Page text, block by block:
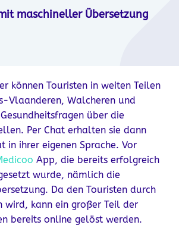
maschineller Übersetzung
können Touristen in weiten Teilen
Vlaanderen, Walcheren und
über die
Per Chat erhalten sie dann
in ihrer eigenen Sprache. Vor
App, die bereits erfolgreich
wurde, nämlich die
Da den Touristen durch
wird, kann ein großer Teil der
bereits online gelöst werden.